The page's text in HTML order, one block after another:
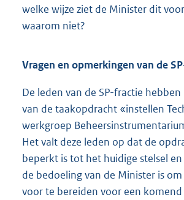
welke wijze ziet de Minister dit
waarom niet?
Vragen en opmerkingen van de
De leden van de SP-fractie
van de taakopdracht «instellen
werkgroep
Het valt deze leden op dat de
beperkt is tot het huidige stelsel
de bedoeling van de Minister is
voor te bereiden voor een